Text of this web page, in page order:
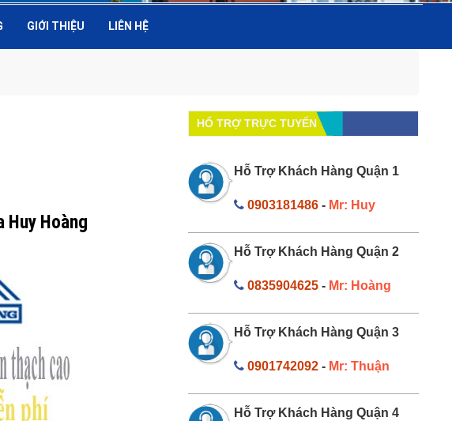
GIỚI THIỆU LIÊN HỆ
Huy Hoàng
HỔ TRỢ TRỰC TUYẾN
Hỗ Trợ Khách Hàng Quận 1
0903181486 - Mr: Huy
Hỗ Trợ Khách Hàng Quận 2
0835904625 - Mr: Hoàng
Hỗ Trợ Khách Hàng Quận 3
0901742092 - Mr: Thuận
Hỗ Trợ Khách Hàng Quận 4